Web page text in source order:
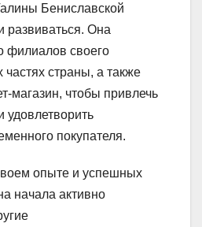
Бениславской
развиваться. Она
филиалов своего
частях страны, а также
магазин, чтобы привлечь
удовлетворить
покупателя.
опыте и успешных
начала активно